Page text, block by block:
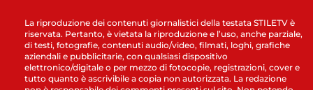
La riproduzione dei contenuti giornalistici della testata STILETV è
riservata. Pertanto, è vietata la riproduzione e l’uso, anche parziale,
di testi, fotografie, contenuti audio/video, filmati, loghi, grafiche
aziendali e pubblicitarie, con qualsiasi dispositivo
elettronico/digitale o per mezzo di fotocopie, registrazioni, cover e
tutto quanto è ascrivibile a copia non autorizzata. La redazione